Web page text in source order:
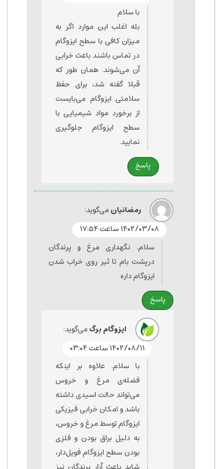
با سلام
بله اغلب این موارد اگر به
میزان کافی با سطح ایزوگام
در تماس باشند باعث خرابی
آن می‌شوند. همان طور که
قبلا گفته شد، برای حفظ
سلامتی ایزوگام می‌بایست
از برخورد مواد شیمیایی با
سطح ایزوگام جلوگیری
نمایید.
پاسخ
رمضانیانمی‌گوید:
۱۴۰۲/۰۳/۰۸ ساعت ۱۷:۵۴
سلام. نگهداری مرغ و پرندگان
درپشت بام تا ثیر روی خراب شدن
ایزوگام داره
پاسخ
ایزوگام برگمی‌گوید:
۱۴۰۲/۰۸/۱۱ ساعت ۰۳:۰۴
با سلام. علاوه بر اینکه
فضله‌ی مرغ و خروس
می‌تواند حالت اسیدی داشته
باشد و امکان خرابی فیزیکی
ایزوگام توسط مرغ و خروس،
به دلیل براق بودن و فلزی
بودن سطح ایزوگام فویل‌دار،